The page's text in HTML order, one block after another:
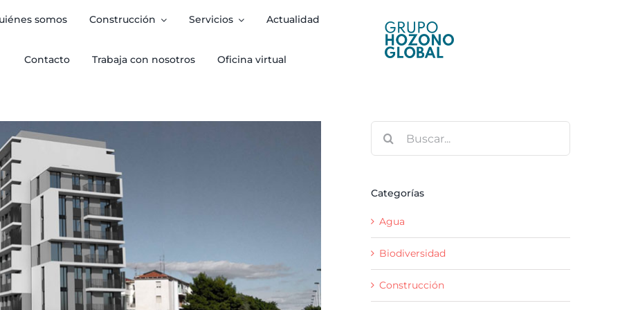
somos Construcción Servicios Actualidad
Contacto Trabaja con nosotros Oficina virtual
Categorías
Agua
Biodiversidad
Construcción